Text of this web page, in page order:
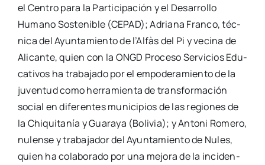
el Cen­tro para la Par­ti­ci­pa­ción y el Desa­rro­llo
Humano Sos­te­ni­ble (CEPAD); Adria­na Fran­co, téc­
ni­ca del Ayun­ta­mien­to de l’Al­fàs del Pi y veci­na de
Ali­can­te, quien con la ONGD Pro­ce­so Ser­vi­cios Edu­
ca­ti­vos ha tra­ba­ja­do por el empo­de­ra­mien­to de la
juven­tud como herra­mien­ta de trans­for­ma­ción
social en dife­ren­tes muni­ci­pios de las regio­nes de
la Chi­qui­ta­nía y Gua­ra­ya (Boli­via); y Anto­ni Rome­ro,
nulen­se y tra­ba­ja­dor del Ayun­ta­mien­to de Nules,
quien ha cola­bo­ra­do por una mejo­ra de la inci­den­